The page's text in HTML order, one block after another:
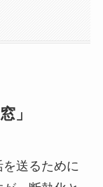
」
送るために